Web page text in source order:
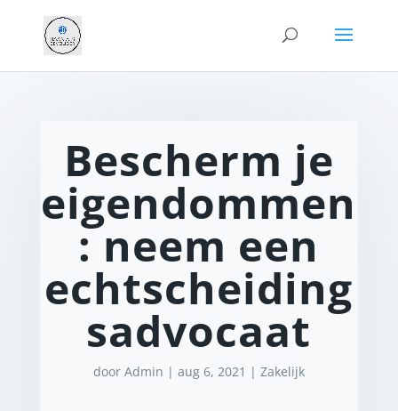
Bescherm je
eigendommen
: neem een
echtscheiding
sadvocaat
door Admin | aug 6, 2021 | Zakelijk